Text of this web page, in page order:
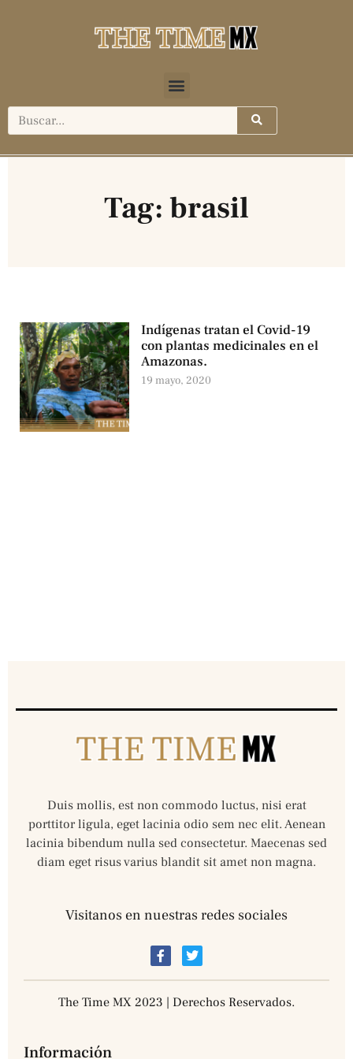
Tag: brasil
Indígenas tratan el Covid-19
con plantas medicinales en el
Amazonas.
19 mayo, 2020
Duis mollis, est non commodo luctus, nisi erat
porttitor ligula, eget lacinia odio sem nec elit. Aenean
lacinia bibendum nulla sed consectetur. Maecenas sed
diam eget risus varius blandit sit amet non magna.
Visitanos en nuestras redes sociales
The Time MX 2023 | Derechos Reservados.
Información